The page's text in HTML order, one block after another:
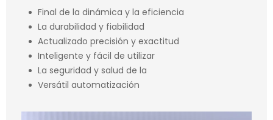
Final de la dinámica y la eficiencia
La durabilidad y fiabilidad
Actualizado precisión y exactitud
Inteligente y fácil de utilizar
La seguridad y salud de la
Versátil automatización